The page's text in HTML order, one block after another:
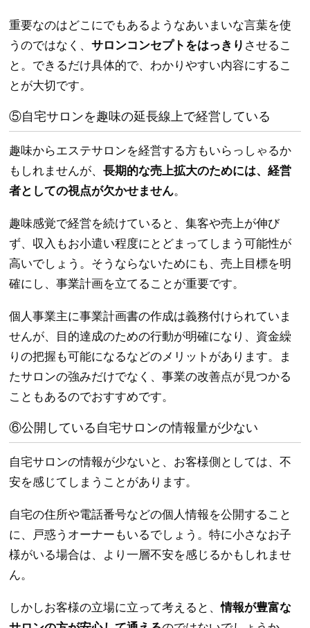
重要なのはどこにでもあるようなあいまいな言葉を使
うのではなく、サロンコンセプトをはっきり させるこ
と。できるだけ具体的で、わかりやすい内容にするこ
とが大切です。
⑤自宅サロンを趣味の延長線上で経営している
趣味からエステサロンを経営する方もいらっしゃるか
もしれませんが、長期的な売上拡大のためには、経営
者としての視点が欠かせません。
趣味感覚で経営を続けていると、集客や売上が伸び
ず、収入もお小遣い程度にとどまってしまう可能性が
高いでしょう。そうならないためにも、売上目標を明
確にし、事業計画を立てることが重要です。
個人事業主に事業計画書の作成は義務付けられていま
せんが、目的達成のための行動が明確になり、資金繰
りの把握も可能になるなどのメリットがあります。ま
たサロンの強みだけでなく、事業の改善点が見つかる
こともあるのでおすすめです。
⑥公開している自宅サロンの情報量が少ない
自宅サロンの情報が少ないと、お客様側としては、不
安を感じてしまうことがあります。
自宅の住所や電話番号などの個人情報を公開すること
に、戸惑うオーナーもいるでしょう。特に小さなお子
様がいる場合は、より一層不安を感じるかもしれませ
ん。
しかしお客様の立場に立って考えると、情報が豊富な